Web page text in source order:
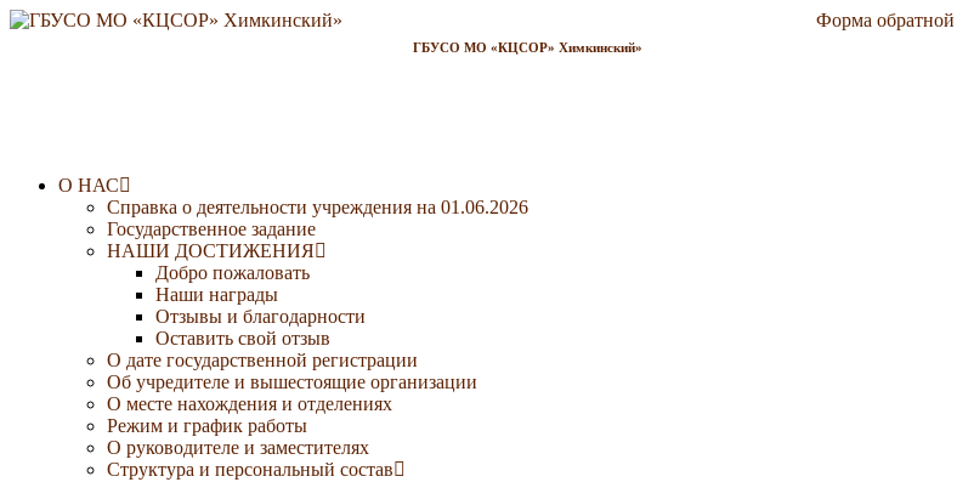
ГБУСО МО «КЦСОР» Химкинский»
Форма обратной
О НАС
Справка о деятельности учреждения на 01.06.2026
Государственное задание
НАШИ ДОСТИЖЕНИЯ
Добро пожаловать
Наши награды
Отзывы и благодарности
Оставить свой отзыв
О дате государственной регистрации
Об учредителе и вышестоящие организации
О месте нахождения и отделениях
Режим и график работы
О руководителе и заместителях
Структура и персональный состав